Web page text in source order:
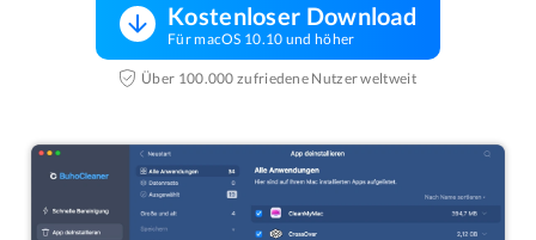
Kostenloser Download
Für macOS 10.10 und höher
Über 100.000 zufriedene Nutzer weltweit